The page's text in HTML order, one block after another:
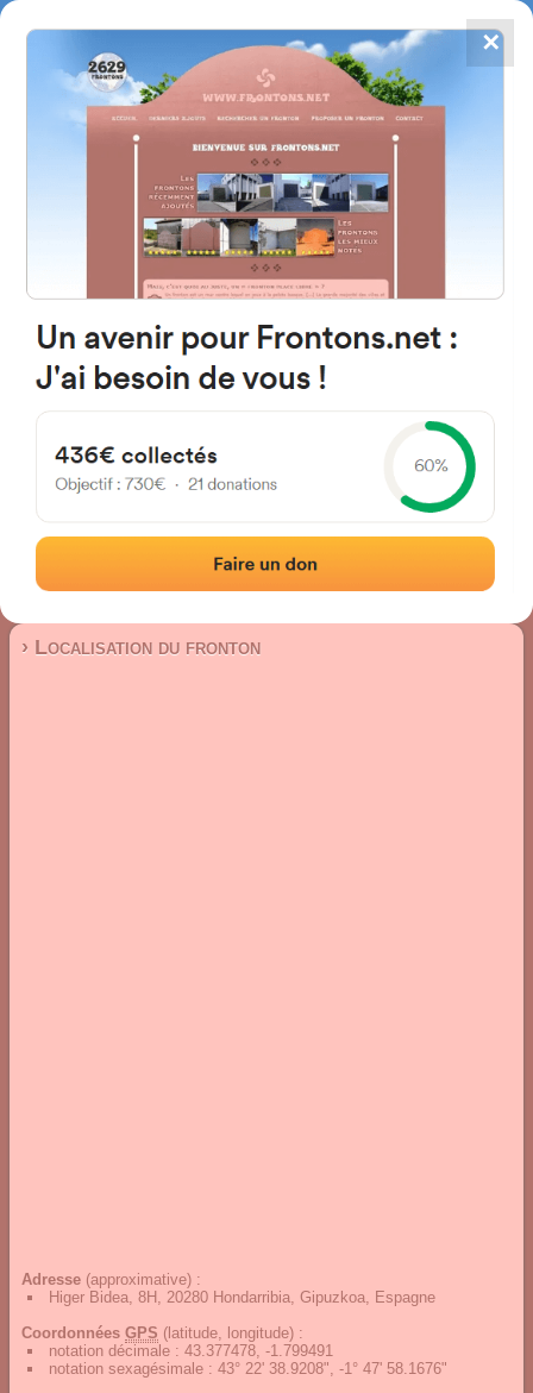
FRONTONS.NET
RECHERCHER UN FRONTON
PROPOSER UN FRONTON
4867
frontons
20280 Hondarribia, Gipuzkoa
Higer Bidea 8H
Fronton mur à gauche
Localisation|Photos|Commentaires et avis
› Localisation du fronton
Adresse (approximative) :
Higer Bidea, 8H, 20280 Hondarribia, Gipuzkoa, Espagne
Coordonnées GPS (latitude, longitude) :
notation décimale : 43.377478, -1.799491
notation sexagésimale : 43° 22' 38.9208", -1° 47' 58.1676"
✕